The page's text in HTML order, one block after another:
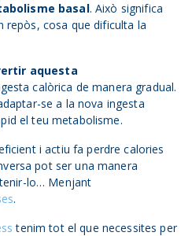
basal. Això significa
repòs, cosa que dificulta la
aquesta
calòrica de manera gradual.
se a la nova ingesta
el teu metabolisme.
i actiu fa perdre calories
pot ser una manera
lo… Menjant
.
tenim tot el que necessites per